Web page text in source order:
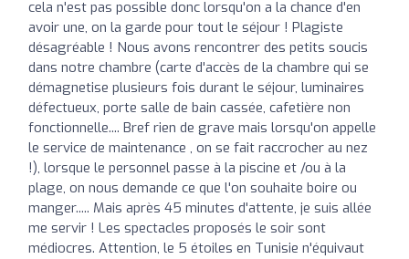
cela n'est pas possible donc lorsqu'on a la chance d'en
avoir une, on la garde pour tout le séjour ! Plagiste
désagréable ! Nous avons rencontrer des petits soucis
dans notre chambre (carte d'accès de la chambre qui se
démagnetise plusieurs fois durant le séjour, luminaires
défectueux, porte salle de bain cassée, cafetière non
fonctionnelle.... Bref rien de grave mais lorsqu'on appelle
le service de maintenance , on se fait raccrocher au nez
!), lorsque le personnel passe à la piscine et /ou à la
plage, on nous demande ce que l'on souhaite boire ou
manger..... Mais après 45 minutes d'attente, je suis allée
me servir ! Les spectacles proposés le soir sont
médiocres. Attention, le 5 étoiles en Tunisie n'équivaut